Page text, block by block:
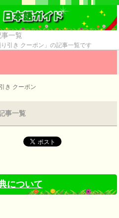
事一覧
引き クーポン」の記事一覧です
き クーポン
事一覧
について